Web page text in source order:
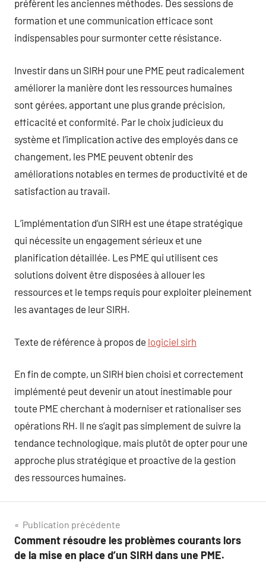
préfèrent les anciennes méthodes. Des sessions de
formation et une communication efficace sont
indispensables pour surmonter cette résistance.
Investir dans un SIRH pour une PME peut radicalement
améliorer la manière dont les ressources humaines
sont gérées, apportant une plus grande précision,
efficacité et conformité. Par le choix judicieux du
système et l’implication active des employés dans ce
changement, les PME peuvent obtenir des
améliorations notables en termes de productivité et de
satisfaction au travail.
L’implémentation d’un SIRH est une étape stratégique
qui nécessite un engagement sérieux et une
planification détaillée. Les PME qui utilisent ces
solutions doivent être disposées à allouer les
ressources et le temps requis pour exploiter pleinement
les avantages de leur SIRH.
Texte de référence à propos de logiciel sirh
En fin de compte, un SIRH bien choisi et correctement
implémenté peut devenir un atout inestimable pour
toute PME cherchant à moderniser et rationaliser ses
opérations RH. Il ne s’agit pas simplement de suivre la
tendance technologique, mais plutôt de opter pour une
approche plus stratégique et proactive de la gestion
des ressources humaines.
Navigation
de
Publication précédente
Comment résoudre les problèmes courants lors
de la mise en place d’un SIRH dans une PME.